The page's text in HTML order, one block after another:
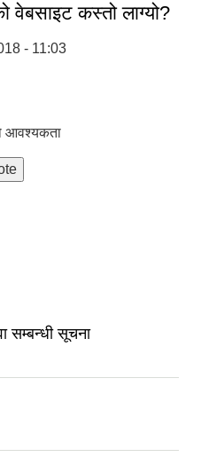
वेबसाइट कस्तो लाग्यो?
- 11:03
आवश्यकता
सम्बन्धी सूचना